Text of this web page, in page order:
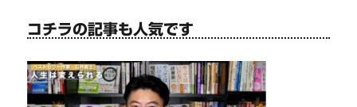
コチラの記事も人気です